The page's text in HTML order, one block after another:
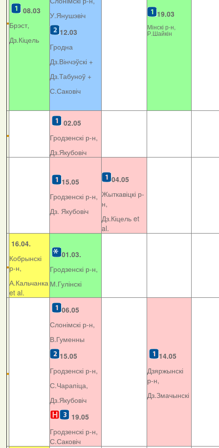
08.03
Брэст,
Дз.Кіцель
У.Янушэвіч
12.03
Гродна
Дз.Вінчэўскі +
Дз.Табуноў +
С.Саковіч
19.03
Мінскі р-н,
Р.Шайкін
02.05
Гродзенскі р-н,
Дз.Якубовіч
15.05
Гродзенскі р-н,
Дз. Якубовіч
04.05
Жыткавіцкі р-
н,
Дз.Кіцель et
al.
16.04.
Кобрынскі
р-н,
А.Кальчанка
et al.
01.03.
Гродзенскі р-н,
М.Гулінскі
06.05
Слонімскі р-н,
В.Гуменны
15.05
Гродзенскі р-н,
С.Чарапіца,
Дз.Якубовіч
19.05
Гродзенскі р-н,
С.Саковіч
14.05
Дзяржынскі
р-н,
Дз.Змачынскі